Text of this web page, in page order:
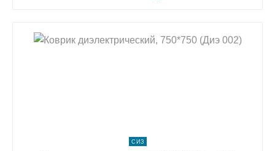
shopping_cart В КОРЗИНУ
СИЗ